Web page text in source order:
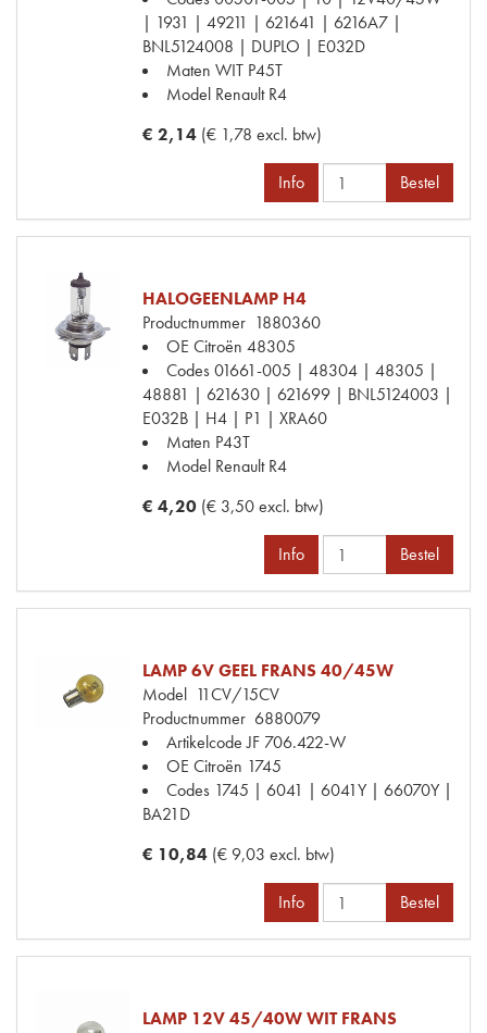
| 1931 | 49211 | 621641 | 6216A7 |
BNL5124008 | DUPLO | E032D
Maten WIT P45T
Model Renault R4
€ 2,14 (€ 1,78 excl. btw)
Info Bestel
HALOGEENLAMP H4
Productnummer 1880360
OE Citroën 48305
Codes01661-005 | 48304 | 48305 |
48881 | 621630 | 621699 | BNL5124003 |
E032B | H4 | P1 | XRA60
Maten P43T
Model Renault R4
€ 4,20 (€ 3,50 excl. btw)
Info Bestel
LAMP 6V GEEL FRANS 40/45W
Model 11CV/15CV
Productnummer 6880079
Artikelcode JF 706.422-W
OE Citroën 1745
Codes 1745 | 6041 | 6041Y | 66070Y |
BA21D
€ 10,84 (€ 9,03 excl. btw)
Info Bestel
LAMP 12V 45/40W WIT FRANS